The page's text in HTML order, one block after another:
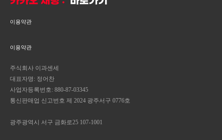
이용약관
이용약관
주식회사 이과센세
대표자명: 정어찬
사업자등록번호: 880-87-03345
통신판매업 신고번호 제 2024 광주서구 0776호
광주광역시 서구 금화로25 107-1001